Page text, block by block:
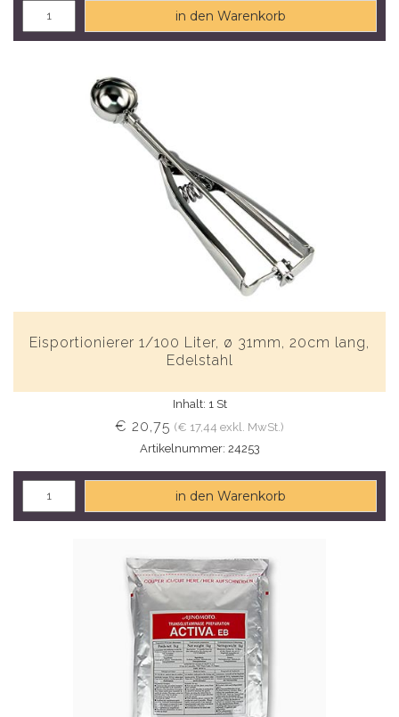
in den Warenkorb
Eisportionierer 1/100 Liter, ø 31mm, 20cm lang,
Edelstahl
Inhalt: 1 St
€ 20,75 (€ 17,44 exkl. MwSt.)
Artikelnummer: 24253
in den Warenkorb